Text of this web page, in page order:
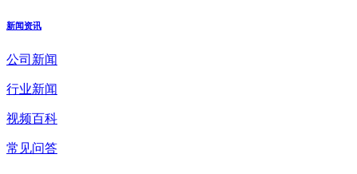
新闻资讯
公司新闻
行业新闻
视频百科
常见问答